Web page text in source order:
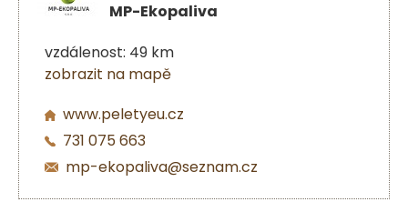
MP-Ekopaliva
vzdálenost: 49 km
zobrazit na mapě
www.peletyeu.cz
731 075 663
mp-ekopaliva@seznam.cz